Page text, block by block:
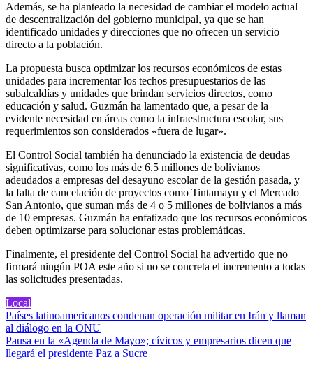
Además, se ha planteado la necesidad de cambiar el modelo actual
de descentralización del gobierno municipal, ya que se han
identificado unidades y direcciones que no ofrecen un servicio
directo a la población.
La propuesta busca optimizar los recursos económicos de estas
unidades para incrementar los techos presupuestarios de las
subalcaldías y unidades que brindan servicios directos, como
educación y salud. Guzmán ha lamentado que, a pesar de la
evidente necesidad en áreas como la infraestructura escolar, sus
requerimientos son considerados «fuera de lugar».
El Control Social también ha denunciado la existencia de deudas
significativas, como los más de 6.5 millones de bolivianos
adeudados a empresas del desayuno escolar de la gestión pasada, y
la falta de cancelación de proyectos como Tintamayu y el Mercado
San Antonio, que suman más de 4 o 5 millones de bolivianos a más
de 10 empresas. Guzmán ha enfatizado que los recursos económicos
deben optimizarse para solucionar estas problemáticas.
Finalmente, el presidente del Control Social ha advertido que no
firmará ningún POA este año si no se concreta el incremento a todas
las solicitudes presentadas.
Local
Navegación
de
entradas
Países latinoamericanos condenan operación militar en Irán y llaman
al diálogo en la ONU
Pausa en la «Agenda de Mayo»; cívicos y empresarios dicen que
llegará el presidente Paz a Sucre